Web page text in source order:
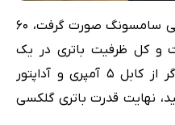
در تستی که با کابل آداپتور اصلی سامسونگ صورت گرفت، ۶۰
و کل ظرفیت باتری در یک
ساعت و ۱۴ دقیقه شارژ شد. اگر از کابل ۵ آمپری و آداپتور
نهایت قدرت باتری گلکسی